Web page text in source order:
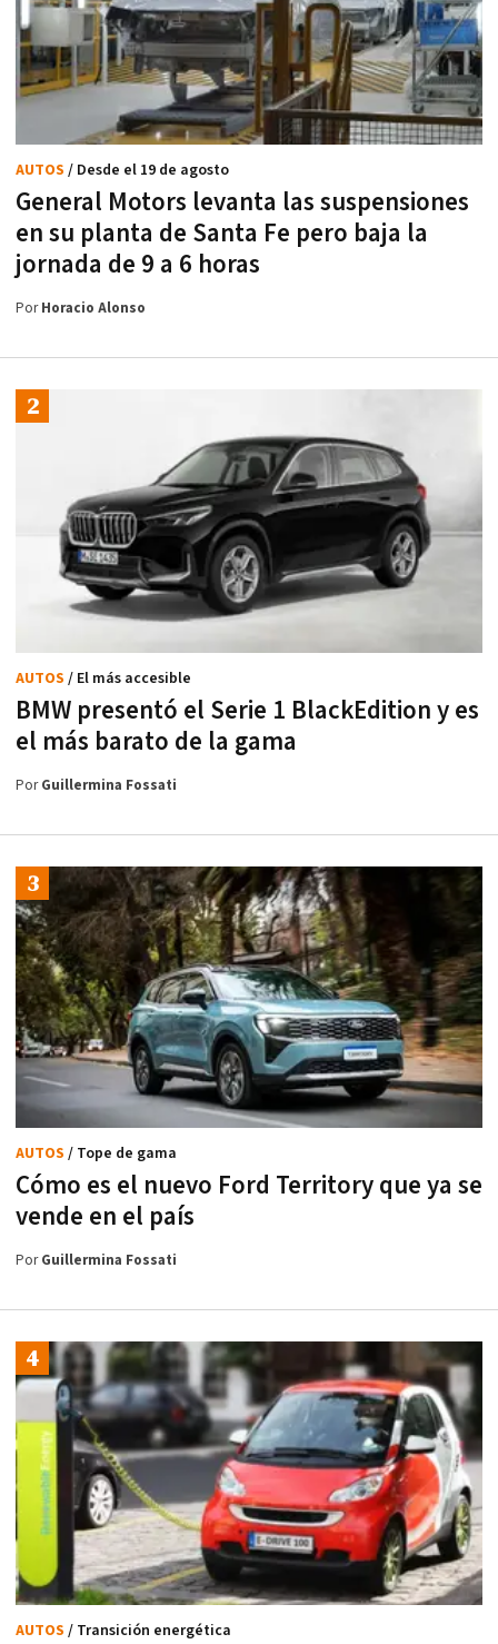
General Motors levanta las suspensiones
en su planta de Santa Fe pero baja la
jornada de 9 a 6 horas
AUTOS / Desde el 19 de agosto
PorHoracio Alonso
BMW presentó el Serie 1 BlackEdition y es
el más barato de la gama
AUTOS / El más accesible
PorGuillermina Fossati
Cómo es el nuevo Ford Territory que ya se
vende en el país
AUTOS / Tope de gama
PorGuillermina Fossati
AUTOS / Transición energética